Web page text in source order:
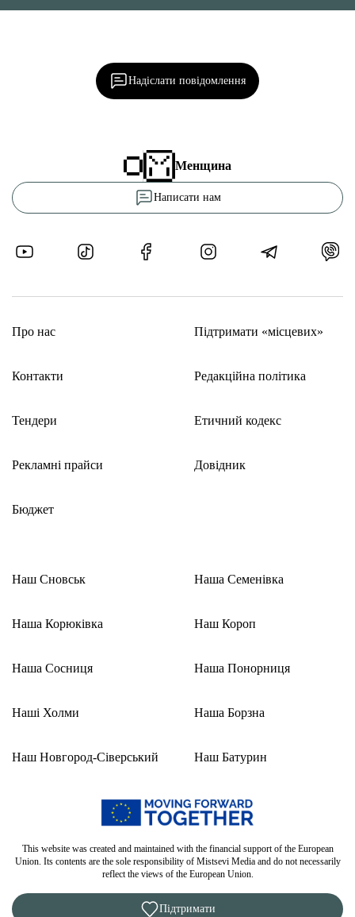
Надіслати повідомлення
Менщина
Написати нам
Про нас
Контакти
Тендери
Рекламні прайси
Бюджет
Підтримати «місцевих»
Редакційна політика
Етичний кодекс
Довідник
Наш Сновськ
Наша Корюківка
Наша Сосниця
Наші Холми
Наш Новгород-Сіверський
Наша Семенівка
Наш Короп
Наша Понорниця
Наша Борзна
Наш Батурин
This website was created and maintained with the financial support of the European
Union. Its contents are the sole responsibility of Mistsevi Media and do not necessarily
reflect the views of the European Union.
Підтримати